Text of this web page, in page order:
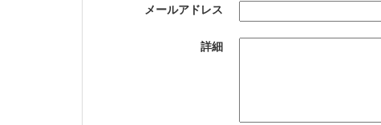
メールアドレス
詳細